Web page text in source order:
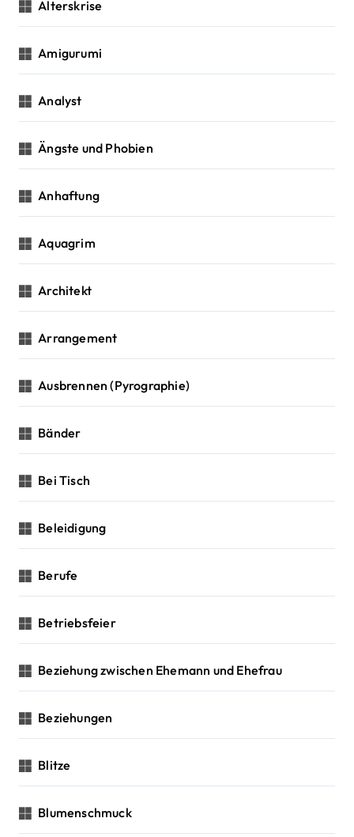
Alterskrise
Amigurumi
Analyst
Ängste und Phobien
Anhaftung
Aquagrim
Architekt
Arrangement
Ausbrennen (Pyrographie)
Bänder
Bei Tisch
Beleidigung
Berufe
Betriebsfeier
Beziehung zwischen Ehemann und Ehefrau
Beziehungen
Blitze
Blumenschmuck